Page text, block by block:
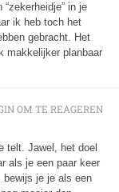
in je
ik heb toch het
gebracht. Het
makkelijker planbaar
telt. Jawel, het doel
als je een paar keer
bewijs je je als een
OM TE REAGEREN